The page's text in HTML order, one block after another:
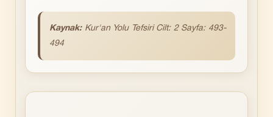
Kaynak: Kur'an Yolu Tefsiri Cilt: 2 Sayfa: 493-
494